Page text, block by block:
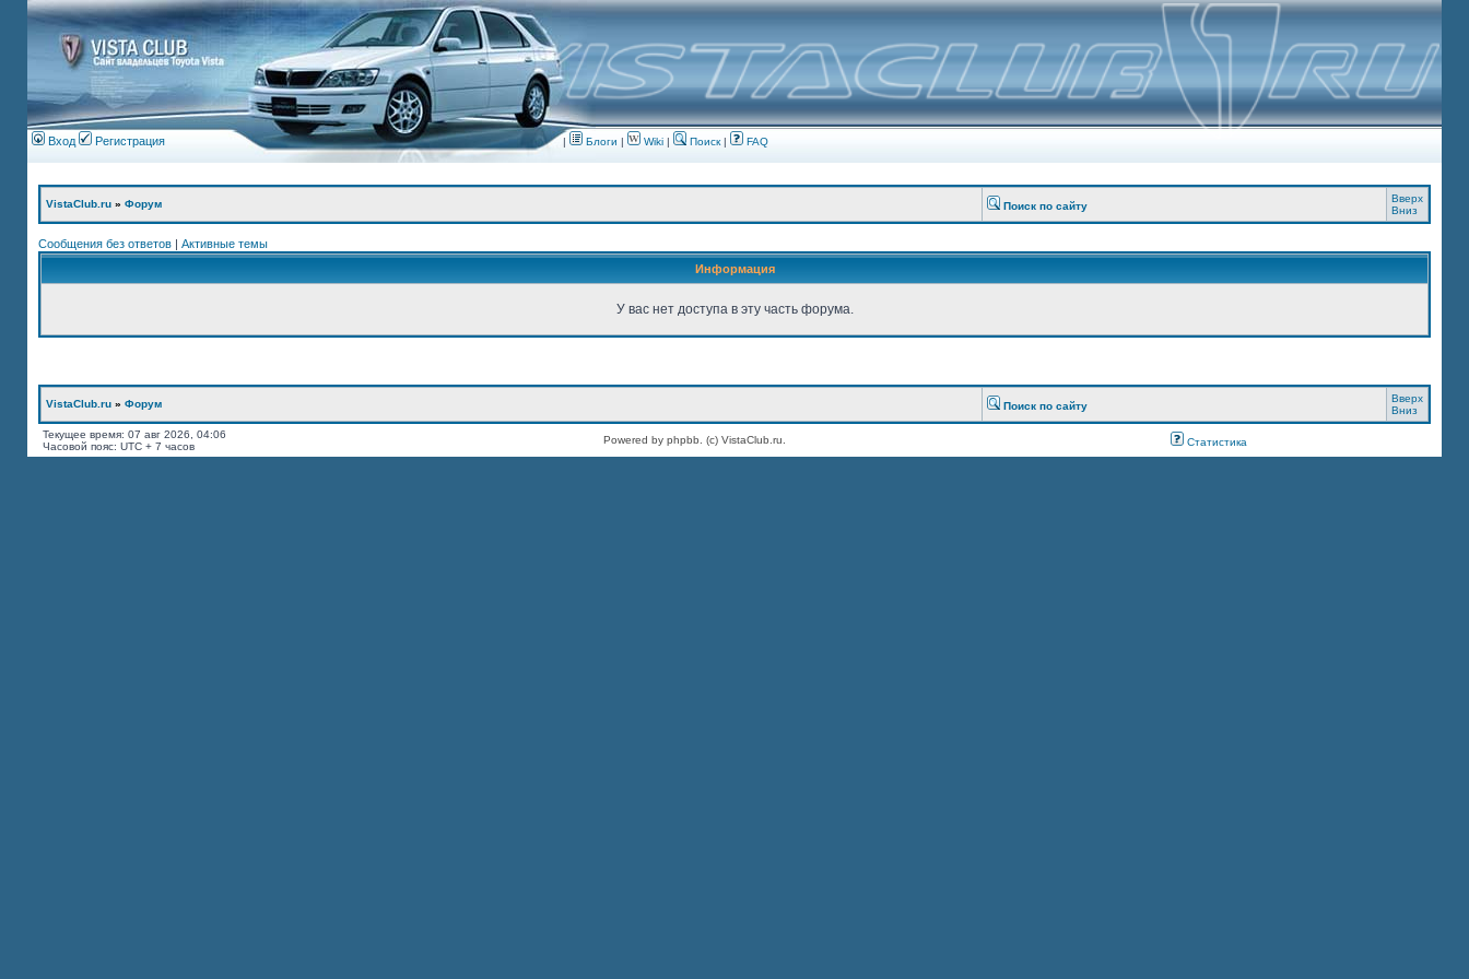
Вход Регистрация | Блоги | Wiki | Поиск| FAQ
VistaClub.ru » Форум Поиск по сайту
Вверх
Вниз
Сообщения без ответов | Активные темы
Информация
У вас нет доступа в эту часть форума.
VistaClub.ru » Форум Поиск по сайту
Вверх
Вниз
Текущее время: 07 авг 2026, 04:06
Часовой пояс: UTC + 7 часов
Powered by phpbb. (c) VistaClub.ru. Статистика